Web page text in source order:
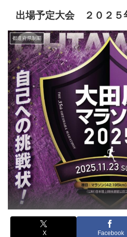
出場予定大会 ２０２５
都道府県制覇
X Facebook